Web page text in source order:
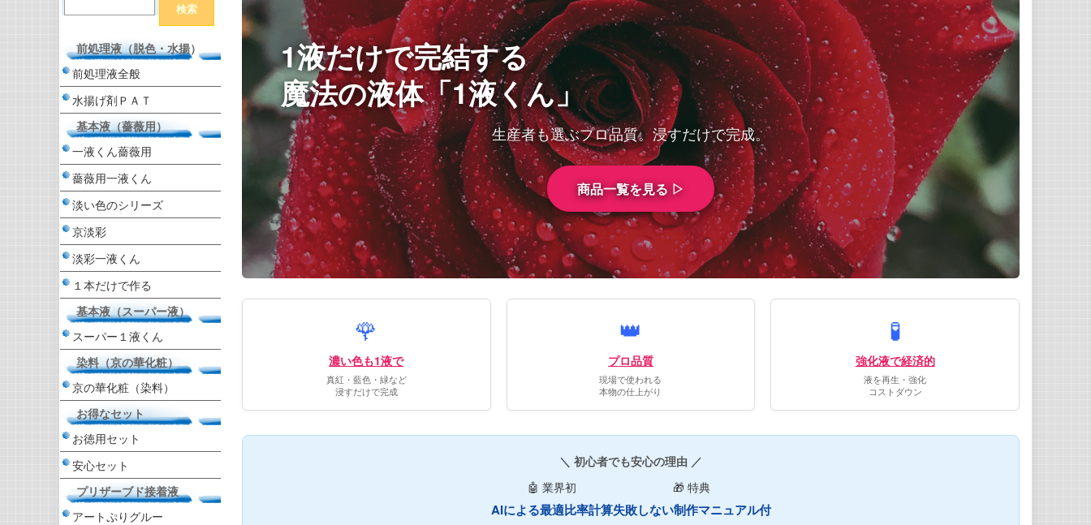
前処理液（脱色・水揚）
前処理液全般
水揚げ剤ＰＡＴ
基本液（薔薇用）
一液くん薔薇用
薔薇用一液くん
淡い色のシリーズ
京淡彩
淡彩一液くん
１本だけで作る
基本液（スーパー液）
スーパー１液くん
染料（京の華化粧）
京の華化粧（染料）
お得なセット
お徳用セット
安心セット
プリザーブド接着液
アートぷりグルー
1液だけで完結する
魔法の液体「1液くん」
生産者も選ぶプロ品質。浸すだけで完成。
商品一覧を見る ▷
🌹
濃い色も1液で
真紅・藍色・緑など
浸すだけで完成
👑
プロ品質
現場で使われる
本物の仕上がり
🧪
強化液で経済的
液を再生・強化
コストダウン
＼ 初心者でも安心の理由 ／
🤖 業界初
AIによる最適比率計算
🎁 特典
失敗しない制作マニュアル付